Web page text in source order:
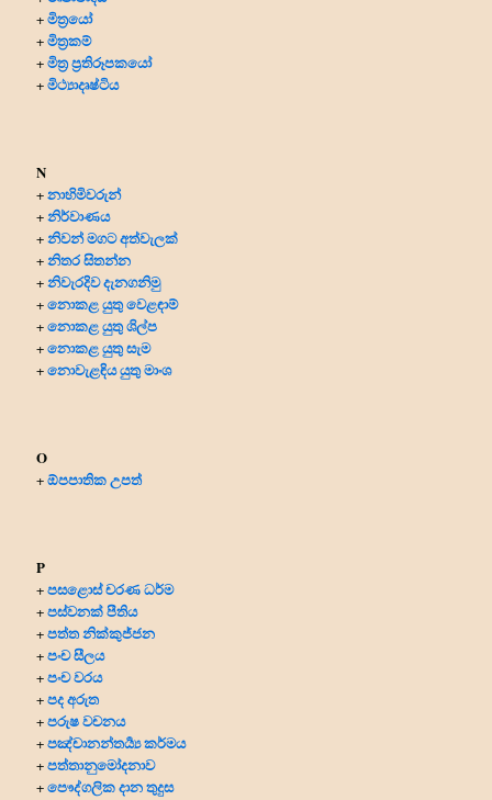
+මිත්‍රයෝ
+මිත්‍ර‍කම්
+මිත්‍ර‍ ප්‍ර‍තිරූපකයෝ
+මිථ්‍යාදෘෂ්ටිය
N
+නාහිමිවරුන්
+නිර්වාණය
+නිවන් මගට අත්වැලක්
+නිතර සිතන්න
+නිවැරදිව දැනගනිමු
+නොකළ යුතු වෙළඳාම්
+නොකළ යුතු ශිල්ප
+නොකළ යුතු සැම
+නොවැළඳිය යුතු මාංශ
O
+ඕපපාතික උපත්
P
+පසළොස් චරණ ධර්ම
+පස්වනක් පීතිය
+පත්ත නික්කුජ්ජන
+පංච සීලය
+පංච වරය
+පද අරුත
+පරුෂ වචනය
+පඤ්චානන්තර්‍ය්‍ය කර්මය
+පත්තානුමෝදනාව
+පෞද්ගලික දානතුදුස